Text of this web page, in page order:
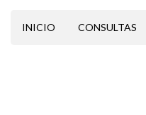
INICIO CONSULTAS